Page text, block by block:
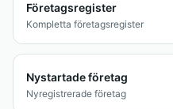
Företagsregister
Kompletta företagsregister
Nystartade företag
Nyregistrerade företag